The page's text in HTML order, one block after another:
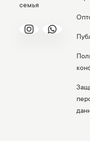
семья